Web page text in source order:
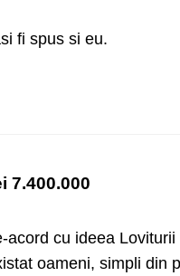
fi spus si eu.
7.400.000
acord cu ideea
oameni, simpli din